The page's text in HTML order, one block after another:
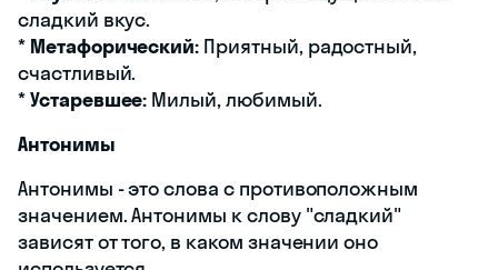
сладкий вкус.
* Метафорический: Приятный, радостный,
счастливый.
*Устаревшее: Милый, любимый.
Антонимы
Антонимы - это слова с противоположным
значением. Антонимы к слову "сладкий"
зависят от того, в каком значении оно